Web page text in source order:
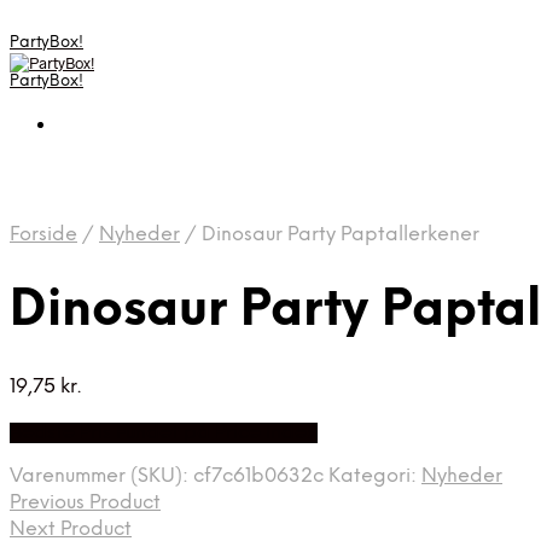
PartyBox!
PartyBox!
Forside / Nyheder / Dinosaur Party Paptallerkener
Dinosaur Party
19,75 kr.
Varenummer (SKU): cf7c61b0632c Kategori: Nyheder
Previous Product
Next Product